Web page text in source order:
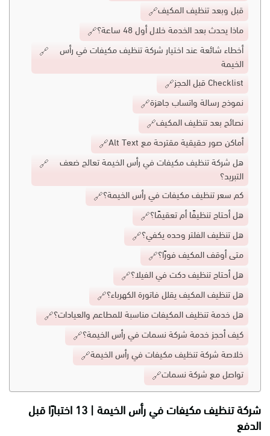
قبل وبعد تنظيف المكيف
ماذا يحدث بعد الخدمة خلال أول 48 ساعة؟
أخطاء شائعة عند اختيار شركة تنظيف مكيفات في رأس
الخيمة
Checklist قبل الحجز
نموذج رسالة واتساب جاهزة
نصائح بعد تنظيف المكيف
أماكن صور حقيقية مقترحة مع Alt Text
هل شركة تنظيف مكيفات في رأس الخيمة تعالج ضعف
التبريد؟
كم سعر تنظيف مكيفات في رأس الخيمة؟
هل أحتاج تنظيفًا أم تعقيمًا؟
هل تنظيف الفلتر وحده يكفي؟
متى أوقف المكيف فورًا؟
هل أحتاج تنظيف دكت في الفيلا؟
هل تنظيف المكيف يقلل فاتورة الكهرباء؟
هل خدمة تنظيف المكيفات مناسبة للمطاعم والعيادات؟
كيف أحجز خدمة شركة نسمات في رأس الخيمة؟
خلاصة شركة تنظيف مكيفات في رأس الخيمة
تواصل مع شركة نسمات
شركة تنظيف مكيفات في رأس الخيمة | 13 اختبارًا قبل
الدفع